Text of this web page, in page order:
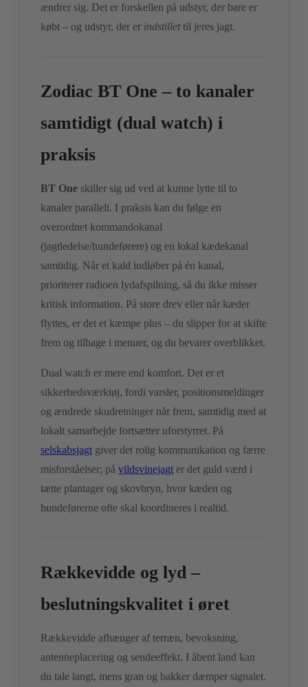
ændrer sig. Det er forskellen på udstyr, der bare er
købt – og udstyr, der er indstillettil jeres jagt.
Zodiac BT One – to kanaler
samtidigt (dual watch) i
praksis
BT One skiller sig ud ved at kunne lytte til to
kanaler parallelt. I praksis kan du følge en
overordnet kommandokanal
(jagtledelse/hundeførere) og en lokal kædekanal
samtidig. Når et kald indløber på én kanal,
prioriterer radioen lydafspilning, så du ikke misser
kritisk information. På store drev eller når kæder
flyttes, er det et kæmpe plus – du slipper for at skifte
frem og tilbage i menuer, og du bevarer overblikket.
Dual watch er mere end komfort. Det er et
sikkerhedsværktøj, fordi varsler, positionsmeldinger
og ændrede skudretninger når frem, samtidig med at
lokalt samarbejde fortsætter uforstyrret. På
selskabsjagt giver det rolig kommunikation og færre
misforståelser; på vildsvinejagt er det guld værd i
tætte plantager og skovbryn, hvor kæden og
hundeførerne ofte skal koordineres i realtid.
Rækkevidde og lyd –
beslutningskvalitet i øret
Rækkevidde afhænger af terræn, bevoksning,
antenneplacering og sendeeffekt. I åbent land kan
du tale langt, mens gran og bakker dæmper signalet.